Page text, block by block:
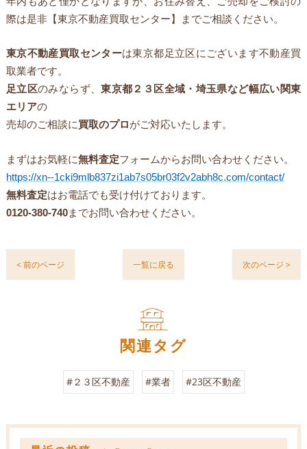
際は是非【東京不動産買取センター】までご相談ください。
東京不動産買取センターは東京都足立区にございます不動産買
取業者です。
足立区のみならず、東京都２３区全域・埼玉県など幅広い関東
エリアの
売却のご相談に買取のプロがご対応いたします。
まずはお気軽に無料査定フォームからお問い合わせください。
https://xn--1cki9mlb837zi1ab7s05br03f2v2abh8c.com/contact/
無料査定はお電話でも受け付けております。
0120-380-740までお問い合わせください。
< 前のページ 一覧に戻る 次のページ >
関連タグ
#２３区不動産 #業者 #23区不動産